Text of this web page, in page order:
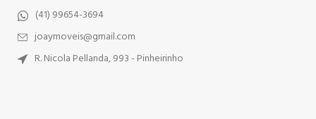
(41) 99654-3694
joaymoveis@gmail.com
R. Nicola Pellanda, 993 - Pinheirinho